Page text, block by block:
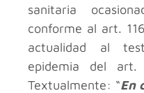
sanitaria
conforme al art.
actualidad al
epidemia del art.
Textualmente: “En